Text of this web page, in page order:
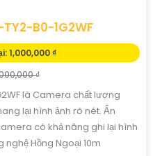
TY2-B0-1G2WF
1,000,000 ₫
₫
là Camera chất lượng
lại hình ảnh rõ nét. Ấn
có khả năng ghi lại hình
Hồng Ngoại 10m